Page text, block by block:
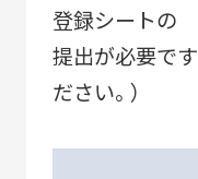
登録シートの
提出が必要で
ださい。）